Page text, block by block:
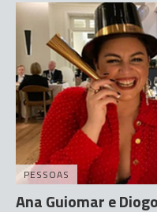
PESSOAS
Ana Guiomar e